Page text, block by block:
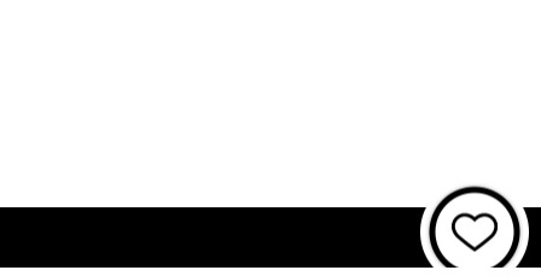
About JUNON TV お問い合わせ FAQ 利用規約
個人情報保護方針